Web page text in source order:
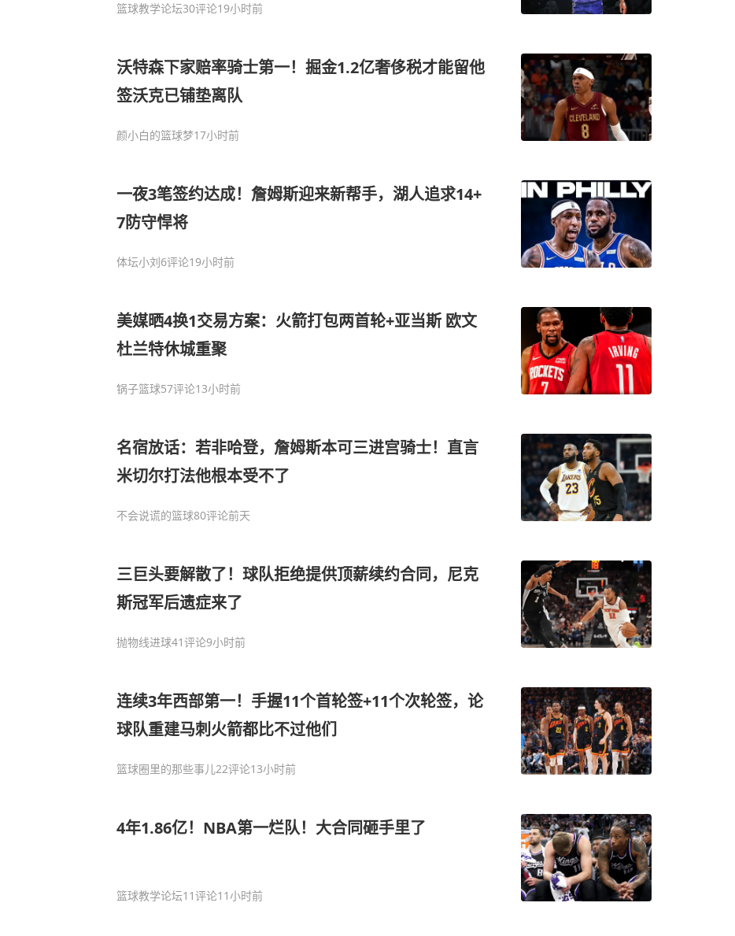
篮球教学论坛30评论19小时前
沃特森下家赔率骑士第一！掘金1.2亿奢侈税才能留他
签沃克已铺垫离队
颜小白的篮球梦17小时前
一夜3笔签约达成！詹姆斯迎来新帮手，湖人追求14+
7防守悍将
体坛小刘6评论19小时前
美媒晒4换1交易方案：火箭打包两首轮+亚当斯 欧文
杜兰特休城重聚
锅子篮球57评论13小时前
名宿放话：若非哈登，詹姆斯本可三进宫骑士！直言
米切尔打法他根本受不了
不会说谎的篮球80评论前天
三巨头要解散了！球队拒绝提供顶薪续约合同，尼克
斯冠军后遗症来了
抛物线进球41评论9小时前
连续3年西部第一！手握11个首轮签+11个次轮签，论
球队重建马刺火箭都比不过他们
篮球圈里的那些事儿22评论13小时前
4年1.86亿！NBA第一烂队！大合同砸手里了
篮球教学论坛11评论11小时前